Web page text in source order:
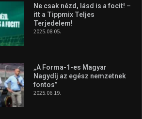
Ne csak nézd, lásd is a focit! –
itt a Tippmix Teljes
Terjedelem!
2025.08.05.
„A Forma-1-es Magyar
Nagydíj az egész nemzetnek
fontos”
2025.06.19.